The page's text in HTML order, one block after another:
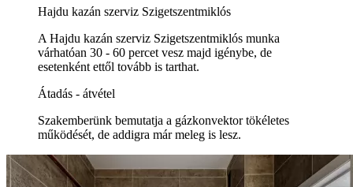
Hajdu kazán szerviz Szigetszentmiklós
A Hajdu kazán szerviz Szigetszentmiklós munka
várhatóan 30 - 60 percet vesz majd igénybe, de
esetenként ettől tovább is tarthat.
Átadás - átvétel
Szakemberünk bemutatja a gázkonvektor tökéletes
működését, de addigra már meleg is lesz.